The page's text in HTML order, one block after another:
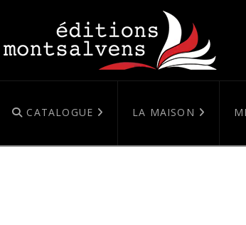
CATALOGUE LA MAISON